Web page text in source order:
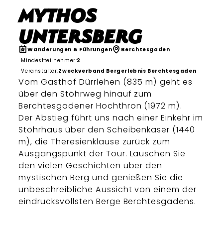
Mythos
Untersberg
Wanderungen & Führungen
Berchtesgaden
Mindestteilnehmer:2
Veranstalter:Zweckverband Bergerlebnis Berchtesgaden
Vom Gasthof Dürrlehen (835 m) geht es
über den Stöhrweg hinauf zum
Berchtesgadener Hochthron (1972 m).
Der Abstieg führt uns nach einer Einkehr im
Stöhrhaus über den Scheibenkaser (1440
m), die Theresienklause zurück zum
Ausgangspunkt der Tour. Lauschen Sie
den vielen Geschichten über den
mystischen Berg und genießen Sie die
unbeschreibliche Aussicht von einem der
eindrucksvollsten Berge Berchtesgadens.